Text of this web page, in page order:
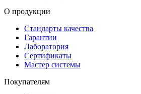
О продукции
Стандарты качества
Гарантии
Лаборатория
Сертификаты
Мастер системы
Покупателям